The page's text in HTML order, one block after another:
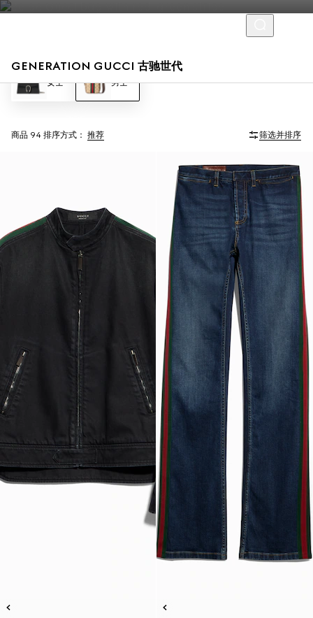
GENERATION GUCCI 古驰世代
女士 男士
商品 94 排序方式： 推荐 筛选并排序